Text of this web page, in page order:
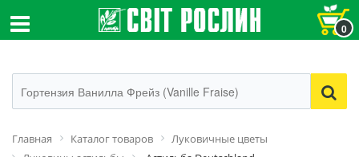
0
Главная Каталог товаров
Луковичные цветы